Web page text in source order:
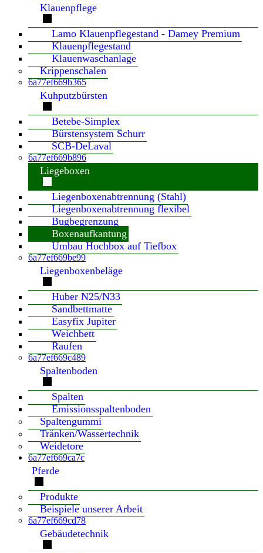
Klauenpflege
Lamo Klauenpflegestand - Damey Premium
Klauenpflegestand
Klauenwaschanlage
Krippenschalen
6a77ef669b365
Kuhputzbürsten
Betebe-Simplex
Bürstensystem Schurr
SCB-DeLaval
6a77ef669b896
Liegeboxen
Liegenboxenabtrennung (Stahl)
Liegenboxenabtrennung flexibel
Bugbegrenzung
Boxenaufkantung
Umbau Hochbox auf Tiefbox
6a77ef669be99
Liegenboxenbeläge
Huber N25/N33
Sandbettmatte
Easyfix Jupiter
Weichbett
Raufen
6a77ef669c489
Spaltenboden
Spalten
Emissionsspaltenboden
Spaltengummi
Tränken/Wassertechnik
Weidetore
6a77ef669ca7c
Pferde
Produkte
Beispiele unserer Arbeit
6a77ef669cd78
Gebäudetechnik